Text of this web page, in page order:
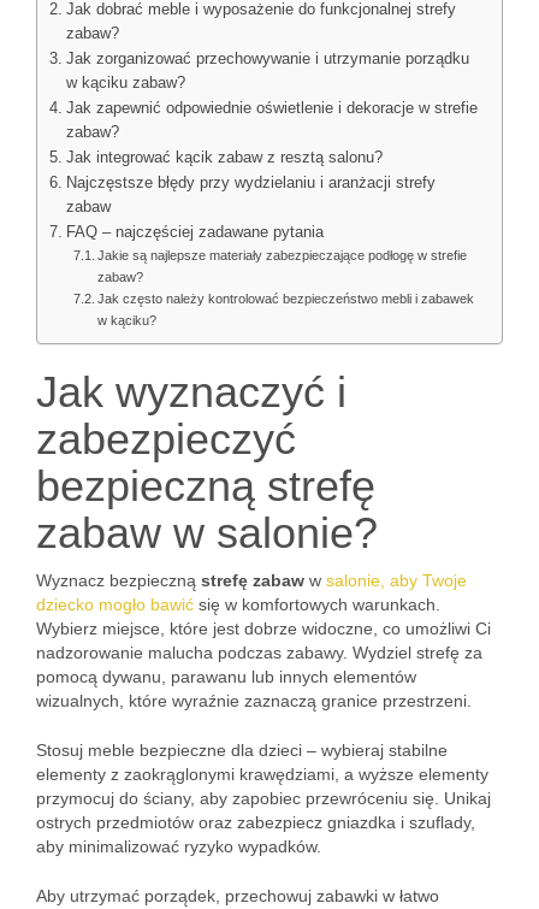
Jak dobrać meble i wyposażenie do funkcjonalnej strefy
zabaw?
Jak zorganizować przechowywanie i utrzymanie porządku
w kąciku zabaw?
Jak zapewnić odpowiednie oświetlenie i dekoracje w strefie
zabaw?
Jak integrować kącik zabaw z resztą salonu?
Najczęstsze błędy przy wydzielaniu i aranżacji strefy
zabaw
FAQ – najczęściej zadawane pytania
Jakie są najlepsze materiały zabezpieczające podłogę w strefie
zabaw?
Jak często należy kontrolować bezpieczeństwo mebli i zabawek
w kąciku?
Jak wyznaczyć i
zabezpieczyć
bezpieczną strefę
zabaw w salonie?
Wyznacz bezpieczną strefę zabaw w salonie, aby Twoje
dziecko mogło bawić się w komfortowych warunkach.
Wybierz miejsce, które jest dobrze widoczne, co umożliwi Ci
nadzorowanie malucha podczas zabawy. Wydziel strefę za
pomocą dywanu, parawanu lub innych elementów
wizualnych, które wyraźnie zaznaczą granice przestrzeni.
Stosuj meble bezpieczne dla dzieci – wybieraj stabilne
elementy z zaokrąglonymi krawędziami, a wyższe elementy
przymocuj do ściany, aby zapobiec przewróceniu się. Unikaj
ostrych przedmiotów oraz zabezpiecz gniazdka i szuflady,
aby minimalizować ryzyko wypadków.
Aby utrzymać porządek, przechowuj zabawki w łatwo